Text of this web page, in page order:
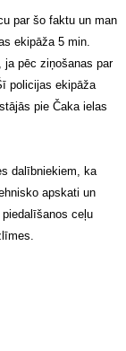
par šo faktu un man
ekipāža 5 min.
ja pēc ziņošanas par
policijas ekipāža
pie Čaka ielas
dalībniekiem, ka
apskati un
ceļu